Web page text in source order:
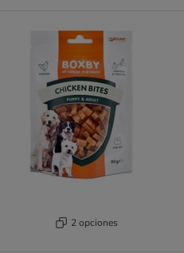
2 opciones